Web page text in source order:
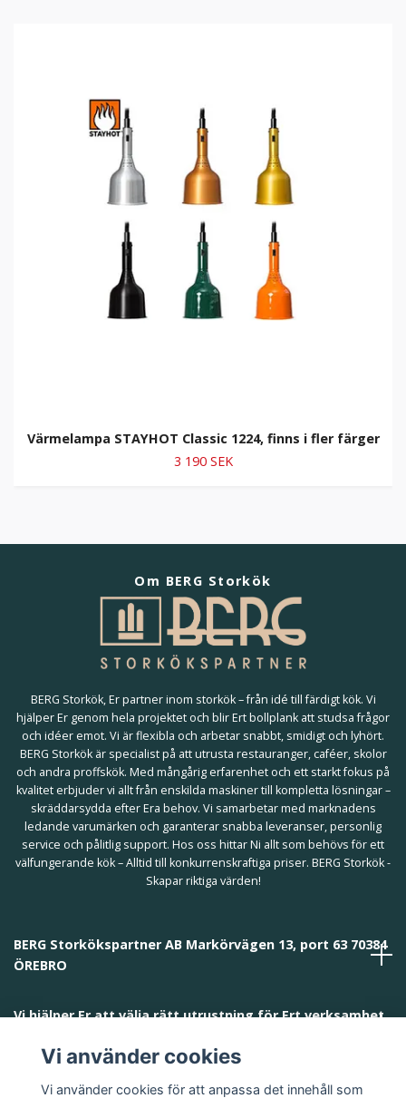
Värmelampa STAYHOT Classic 1224, finns i fler färger
3 190 SEK
Om BERG Storkök
BERG Storkök, Er partner inom storkök – från idé till färdigt kök. Vi
hjälper Er genom hela projektet och blir Ert bollplank att studsa frågor
och idéer emot. Vi är flexibla och arbetar snabbt, smidigt och lyhört.
BERG Storkök är specialist på att utrusta restauranger, caféer, skolor
och andra proffskök. Med mångårig erfarenhet och ett starkt fokus på
kvalitet erbjuder vi allt från enskilda maskiner till kompletta lösningar –
skräddarsydda efter Era behov. Vi samarbetar med marknadens
ledande varumärken och garanterar snabba leveranser, personlig
service och pålitlig support. Hos oss hittar Ni allt som behövs för ett
välfungerande kök – Alltid till konkurrenskraftiga priser. BERG Storkök -
Skapar riktiga värden!
BERG Storkökspartner AB Markörvägen 13, port 63 70384
ÖREBRO
Vi hjälper Er att välja rätt utrustning för Ert verksamhet
Vi använder cookies
Vi använder cookies för att anpassa det innehåll som